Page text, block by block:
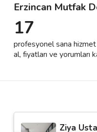
Destek
İletişim
Erzincan Mutfak
17
profesyonel sana
al, fiyatları ve yorumları
Ziya Usta